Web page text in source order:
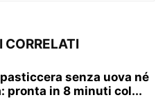
CORRELATI
senza uova né
pronta in 8 minuti col...